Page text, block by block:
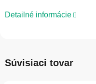
Detailné informácie
Súvisiaci tovar